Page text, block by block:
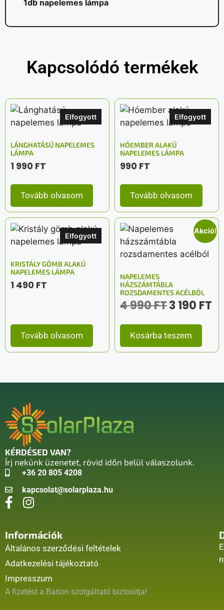
1db napelemes lámpa
Kapcsolódó termékek
Elfogyott
LÁNGHATÁSÚ NAPELEMES
LÁMPA
1 990 FT
Tovább olvasom
Elfogyott
HÓEMBER ALAKÚ
NAPELEMES LÁMPA
990 FT
Tovább olvasom
Elfogyott
KRISTÁLY GÖMB ALAKÚ
NAPELEMES LÁMPA
1 490 FT
Tovább olvasom
Akció!
NAPELEMES
HÁZSZÁMTÁBLA
ROZSDAMENTES ACÉLBÓL
4 990FT3 190 FT
Kosárba teszem
KÉRDÉSED VAN?
Írj nekünk üzenetet, rövid időn belül válaszolunk.
+36 20 805 4208
kapcsolat@solarplaza.hu
Információk
Általános szerződési feltételek
Adatkezelési tájékoztató
Impresszum
A fizetést a Barion szolgáltató biztosítja!